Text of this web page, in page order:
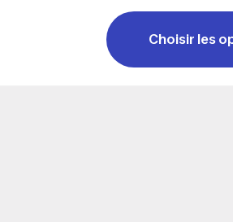
Choisir les